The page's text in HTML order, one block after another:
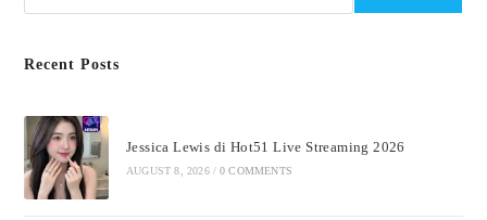
Recent Posts
Jessica Lewis di Hot51 Live Streaming 2026
AUGUST 8, 2026 / 0 COMMENTS